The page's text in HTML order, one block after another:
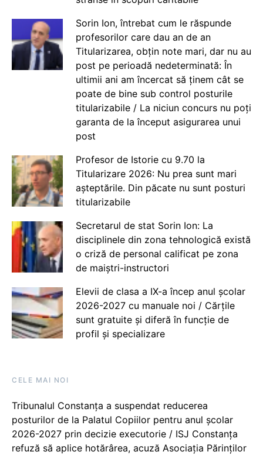
Sorin Ion, întrebat cum le răspunde
profesorilor care dau an de an
Titularizarea, obțin note mari, dar nu au
post pe perioadă nedeterminată: În
ultimii ani am încercat să ținem cât se
poate de bine sub control posturile
titularizabile / La niciun concurs nu poți
garanta de la început asigurarea unui
post
Profesor de Istorie cu 9.70 la
Titularizare 2026: Nu prea sunt mari
așteptările. Din păcate nu sunt posturi
titularizabile
Secretarul de stat Sorin Ion: La
disciplinele din zona tehnologică există
o criză de personal calificat pe zona
de maiștri-instructori
Elevii de clasa a IX-a încep anul școlar
2026-2027 cu manuale noi / Cărțile
sunt gratuite și diferă în funcție de
profil și specializare
CELE MAI NOI
Tribunalul Constanța a suspendat reducerea
posturilor de la Palatul Copiilor pentru anul școlar
2026-2027 prin decizie executorie / ISJ Constanța
refuză să aplice hotărârea, acuză Asociația Părinților